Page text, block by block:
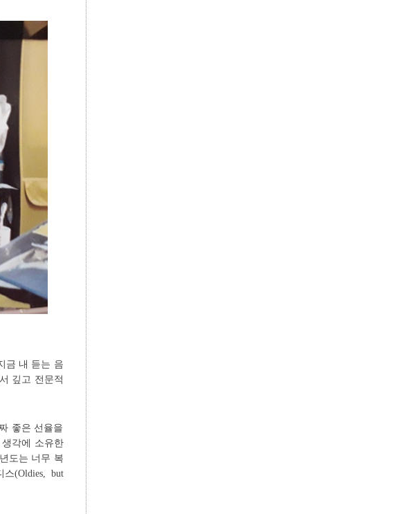
금 내 듣는 음
깊고 전문적
좋은 선율을
각에 소유한
도는 너무 복
(Oldies, but